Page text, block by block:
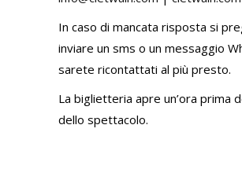
In caso di mancata risposta si
inviare un sms o un messaggio
sarete ricontattati al più presto.
La biglietteria apre un’ora prima
dello spettacolo.